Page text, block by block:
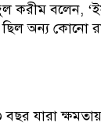
করীম বলেন,
ছিল অন্য কোনো
যারা